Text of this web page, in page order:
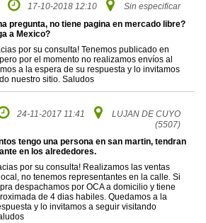
17-10-2018 12:10
Sin especificar
pregunta, no tiene pagina en mercado libre?
a Mexico?
por su consulta! Tenemos publicado en
por el momento no realizamos envíos al
a la espera de su respuesta y lo invitamos
nuestro sitio. Saludos
24-11-2017 11:41
LUJAN DE CUYO
(5507)
tengo una persona en san martin, tendran
en los alrededores.
por su consulta! Realizamos las ventas
no tenemos representantes en la calle. Si
despachamos por OCA a domicilio y tiene
de 4 dias habiles. Quedamos a la
y lo invitamos a seguir visitando